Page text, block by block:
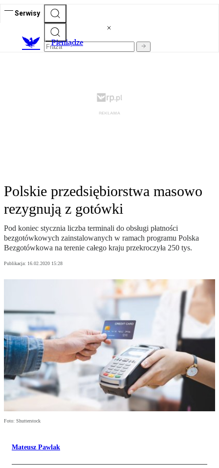
Serwisy
Pieniądze
Polskie przedsiębiorstwa masowo
rezygnują z gotówki
Pod koniec stycznia liczba terminali do obsługi płatności
bezgotówkowych zainstalowanych w ramach programu Polska
Bezgotówkowa na terenie całego kraju przekroczyła 250 tys.
Publikacja: 16.02.2020 15:28
Foto: Shutterstock
Mateusz Pawlak